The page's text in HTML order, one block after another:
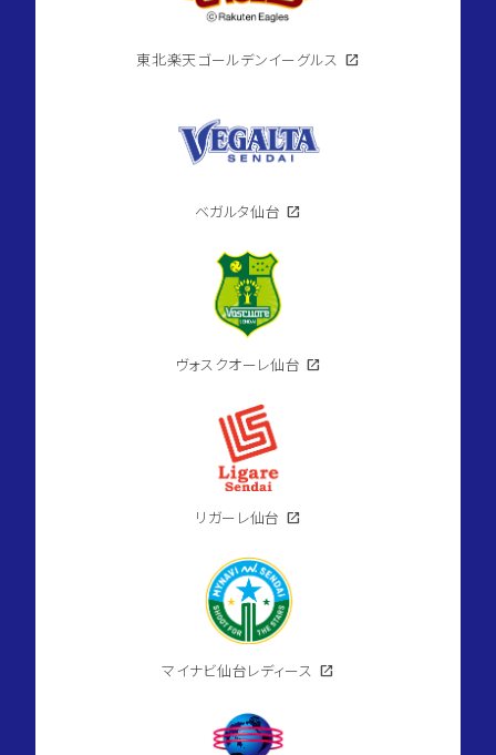
東北楽天ゴールデンイーグルス open_in_new
ベガルタ仙台 open_in_new
ヴォスクオーレ仙台 open_in_new
リガーレ仙台 open_in_new
マイナビ仙台レディース open_in_new